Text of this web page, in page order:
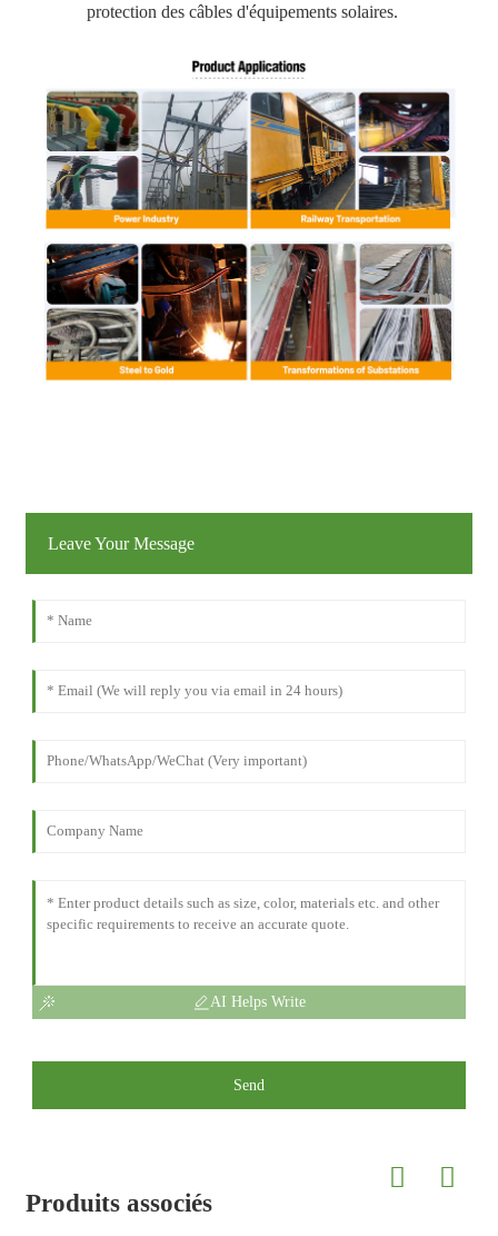
protection des câbles d'équipements solaires.
Leave Your Message
AI Helps Write
Send
Produits associés